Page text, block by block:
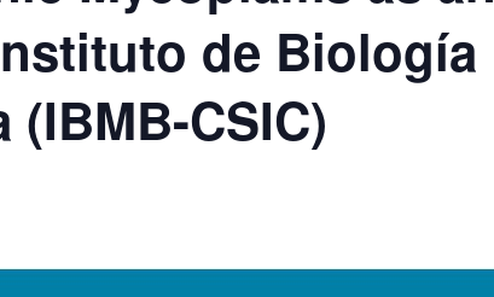
de Biología
CSIC)